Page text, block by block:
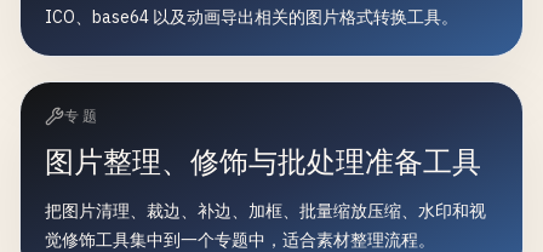
ICO、base64 以及动画导出相关的图片格式转换工具。
专题
图片整理、修饰与批处理准备工具
把图片清理、裁边、补边、加框、批量缩放压缩、水印和视
觉修饰工具集中到一个专题中，适合素材整理流程。